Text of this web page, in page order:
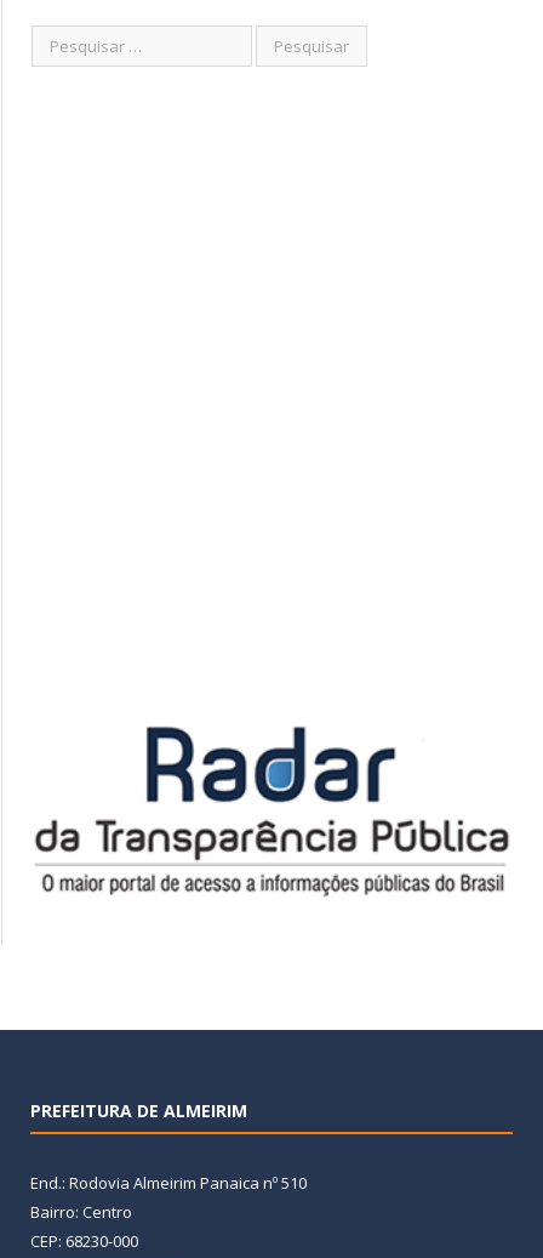
PREFEITURA DE ALMEIRIM
End.: Rodovia Almeirim Panaica nº 510
Bairro: Centro
CEP: 68230-000